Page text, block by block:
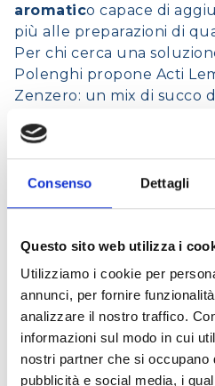
Consenso Dettagli
Questo sito web utilizza i
Utilizziamo i cookie per
annunci, per fornire
analizzare il nostro traffico.
informazioni sul modo in cui
nostri partner che si occupano
pubblicità e social media, i
aromatico capace di
più alle preparazioni di
Per chi cerca una
Polenghi propone Acti
Zenzero: un mix di succo
direttamente in acqua.
anche mentre fai altro!
rosmarino